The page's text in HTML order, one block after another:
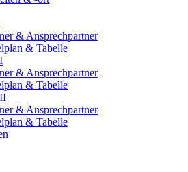
& Ansprechpartner
& Tabelle
& Ansprechpartner
& Tabelle
& Ansprechpartner
& Tabelle